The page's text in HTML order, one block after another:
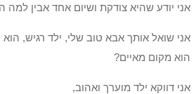
אני יודע שהיא צודקת ושיום אחד אבין למה
אני שואל אותך אבא טוב שלי, ילד רגיש,
הוא מקום מאיים?
אני דווקא ילד מוערך ואהוב,